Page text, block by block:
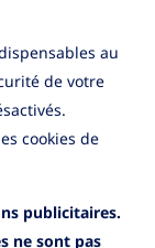
au
de votre
cookies de
publicitaires.
ne sont pas